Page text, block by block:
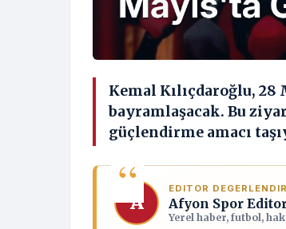
Kemal Kılıçdaroğlu, 28
bayramlaşacak. Bu
güçlendirme amacı
A
EDITOR
Afyon Spor
Yerel haber, futbol,